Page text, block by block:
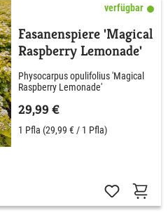
verfügbar
Fasanenspiere 'Magical
Raspberry Lemonade'
Physocarpus opulifolius 'Magical
Raspberry Lemonade'
29,99 €
1 Pfla (29,99 € / 1 Pfla)